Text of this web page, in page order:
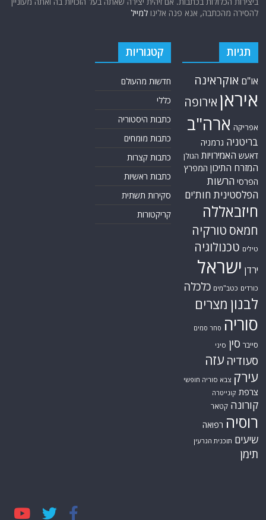
להסירה מהכתבה, אנא פנה אלינולמייל
תגיות
או"ם אוקראינה
איראן אירופה
אפריקה ארה"ב
בריטניה גרמניה
דאעש האמירויות הגולן
המזרח התיכון המפרץ
הפרסי הרשות
הפלסטינית חות'ים
חיזבאללה
חמאס טורקיה
טילים טכנולוגיה
ירדן ישראל
כורדים כטב"מים כלכלה
לבנון מצרים
סוריה סחר סמים
סייבר סין סיני
סעודיה עזה
עירק צבא סוריה חופשי
צרפת קונייטרה
קורונה קטאר
רוסיה רפואה
שיעים תוכנית הגרעין
תימן
קטגוריות
חדשות מהעולם
כללי
כתבות היסטוריה
כתבות מומחים
כתבות קצרות
כתבות ראשיות
סקירות תשתית
קריקטורות